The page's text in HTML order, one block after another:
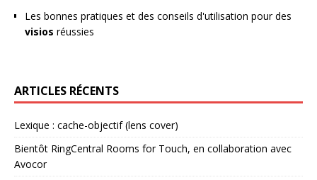
Les bonnes pratiques et des conseils d'utilisation pour des
visios réussies
ARTICLES RÉCENTS
Lexique : cache-objectif (lens cover)
Bientôt RingCentral Rooms for Touch, en collaboration avec
Avocor